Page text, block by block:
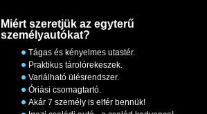
Miért szeretjük az egyterű
személyautókat?
Tágas és kényelmes utastér.
Praktikus tárolórekeszek.
Variálható ülésrendszer.
Óriási csomagtartó.
Akár 7 személy is elfér bennük!